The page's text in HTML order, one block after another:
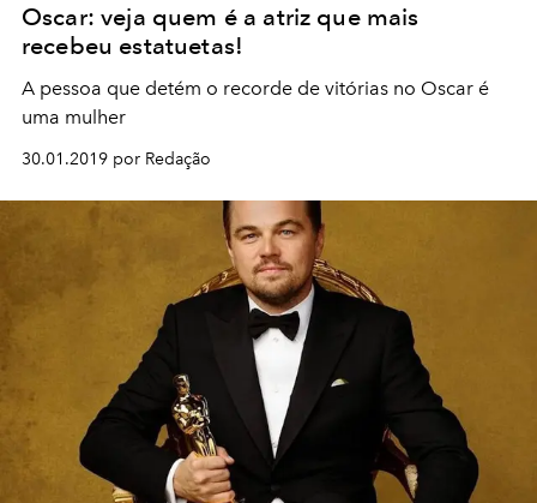
Oscar: veja quem é a atriz que mais
recebeu estatuetas!
A pessoa que detém o recorde de vitórias no Oscar é
uma mulher
30.01.2019 por Redação